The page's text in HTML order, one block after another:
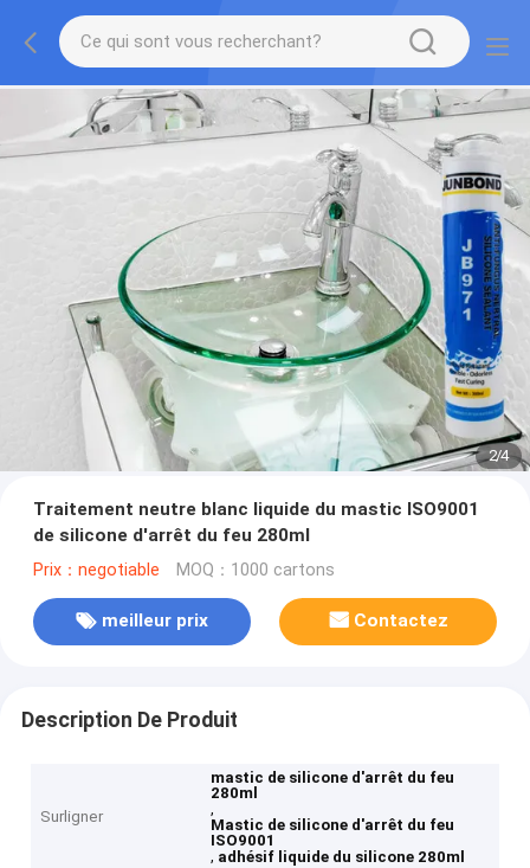
2/4
Traitement neutre blanc liquide du mastic ISO9001
de silicone d'arrêt du feu 280ml
Prix：negotiable MOQ：1000 cartons
meilleur prix Contactez
Description De Produit
Surligner
mastic de silicone d'arrêt du feu
280ml
,
Mastic de silicone d'arrêt du feu
ISO9001
, adhésif liquide du silicone 280ml